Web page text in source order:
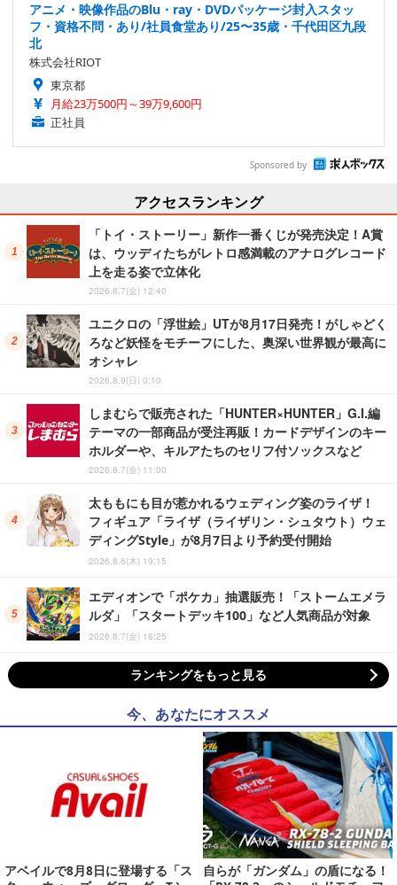
アニメ・映像作品のBlu・ray・DVDパッケージ封入スタッ
フ・資格不問・あり/社員食堂あり/25〜35歳・千代田区九段
北
株式会社RIOT
東京都
月給23万500円～39万9,600円
正社員
Sponsored by
アクセスランキング
「トイ・ストーリー」新作一番くじが発売決定！A賞
は、ウッディたちがレトロ感満載のアナログレコード
上を走る姿で立体化
2026.8.7(金) 12:40
ユニクロの「浮世絵」UTが8月17日発売！がしゃどく
ろなど妖怪をモチーフにした、奥深い世界観が最高に
オシャレ
2026.8.9(日) 0:10
しまむらで販売された「HUNTER×HUNTER」G.I.編
テーマの一部商品が受注再販！カードデザインのキー
ホルダーや、キルアたちのセリフ付ソックスなど
2026.8.7(金) 11:00
太ももにも目が惹かれるウェディング姿のライザ！
フィギュア「ライザ（ライザリン・シュタウト）ウェ
ディングStyle」が8月7日より予約受付開始
2026.8.6(木) 19:15
エディオンで「ポケカ」抽選販売！「ストームエメラ
ルダ」「スタートデッキ100」など人気商品が対象
2026.8.7(金) 16:25
ランキングをもっと見る
今、あなたにオススメ
アベイルで8月8日に登場する「ス
自らが「ガンダム」の盾になる！